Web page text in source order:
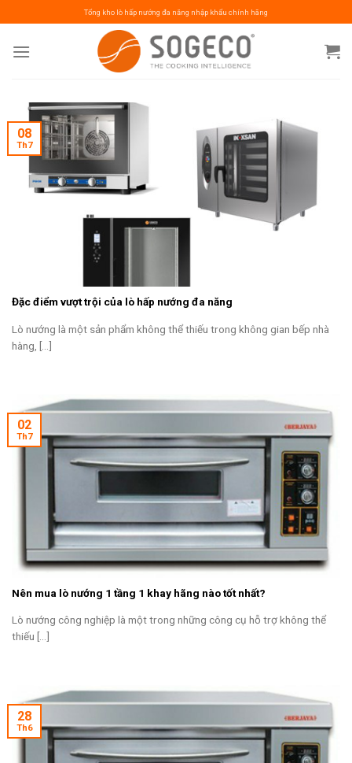
to
content
Tổng kho lò hấp nướng đa năng nhập khẩu chính hãng
Đặc điểm vượt trội của lò hấp nướng đa năng
Lò nướng là một sản phẩm không thể thiếu trong không gian bếp nhà
hàng, [...]
08
Th7
Nên mua lò nướng 1 tầng 1 khay hãng nào tốt nhất?
Lò nướng công nghiệp là một trong những công cụ hỗ trợ không thể
thiếu [...]
02
Th7
28
Th6